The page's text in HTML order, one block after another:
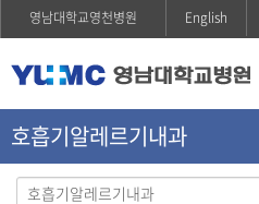
영남대학교영천병원 English
호흡기알레르기내과